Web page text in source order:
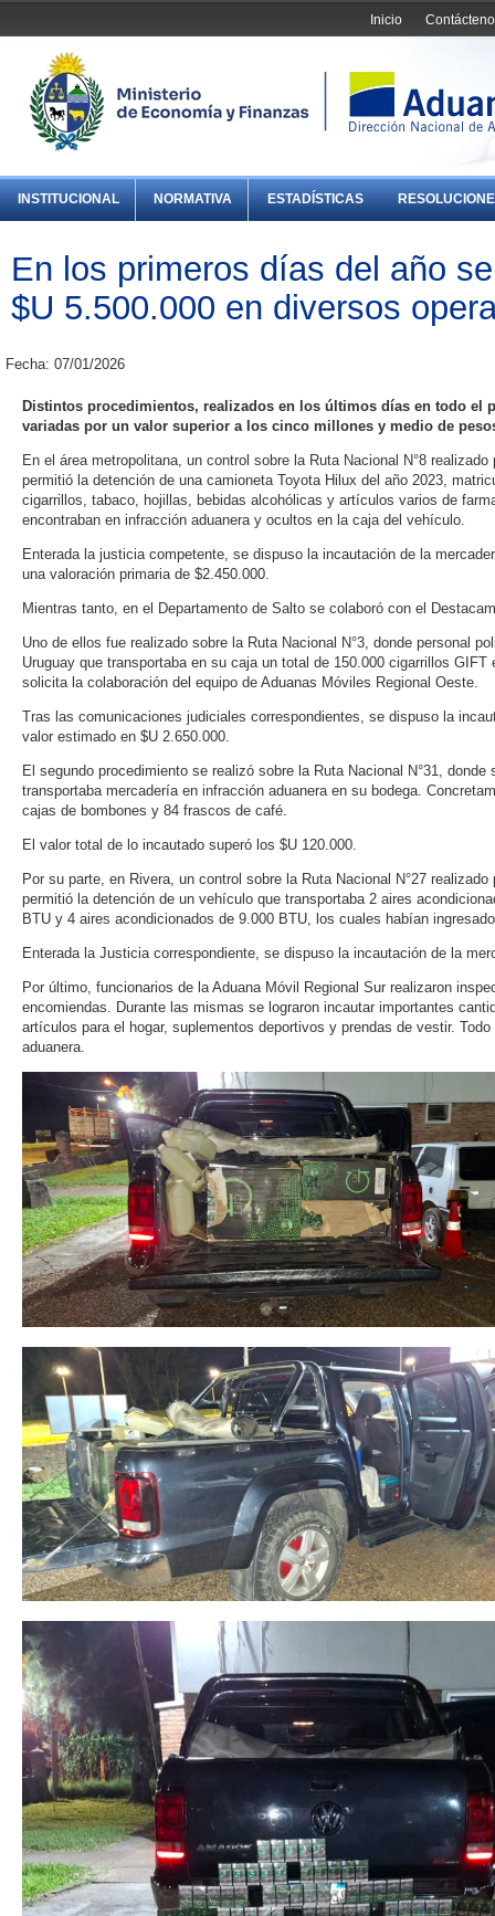
Inicio
INSTITUCIONAL NORMATIVA ESTADÍSTICAS
En los primeros días del año
$U 5.500.000 en diversos
Fecha: 07/01/2026
Distintos procedimientos, realizados en los últimos días en todo el
variadas por un valor superior a los cinco millones y medio de
En el área metropolitana, un control sobre la Ruta Nacional N°8
permitió la detención de una camioneta Toyota Hilux del año 2023,
cigarrillos, tabaco, hojillas, bebidas alcohólicas y artículos varios de
encontraban en infracción aduanera y ocultos en la caja del vehículo.
Enterada la justicia competente, se dispuso la incautación de la
una valoración primaria de $2.450.000.
Mientras tanto, en el Departamento de Salto se colaboró con el
Uno de ellos fue realizado sobre la Ruta Nacional N°3, donde personal
Uruguay que transportaba en su caja un total de 150.000 cigarrillos
solicita la colaboración del equipo de Aduanas Móviles Regional Oeste.
Tras las comunicaciones judiciales correspondientes, se dispuso la
valor estimado en $U 2.650.000.
El segundo procedimiento se realizó sobre la Ruta Nacional N°31,
transportaba mercadería en infracción aduanera en su bodega.
cajas de bombones y 84 frascos de café.
El valor total de lo incautado superó los $U 120.000.
Por su parte, en Rivera, un control sobre la Ruta Nacional N°27
permitió la detención de un vehículo que transportaba 2 aires
BTU y 4 aires acondicionados de 9.000 BTU, los cuales habían
Enterada la Justicia correspondiente, se dispuso la incautación de la
Por último, funcionarios de la Aduana Móvil Regional Sur realizaron
encomiendas. Durante las mismas se lograron incautar importantes
artículos para el hogar, suplementos deportivos y prendas de vestir.
aduanera.